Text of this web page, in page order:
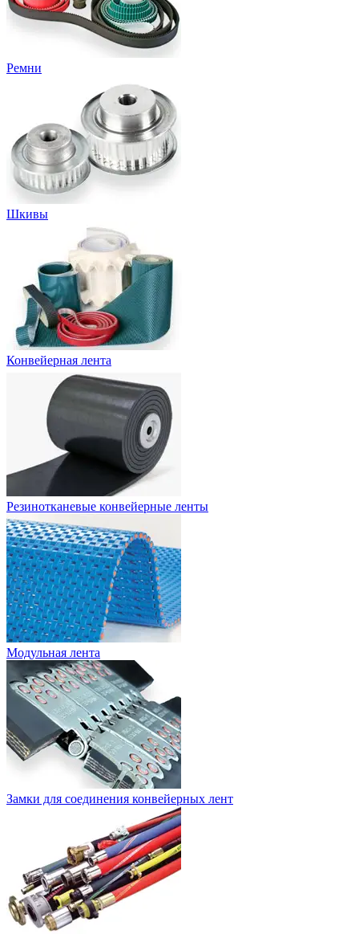
Ремни
Шкивы
Конвейерная лента
Резинотканевые конвейерные ленты
Модульная лента
Замки для соединения конвейерных лент